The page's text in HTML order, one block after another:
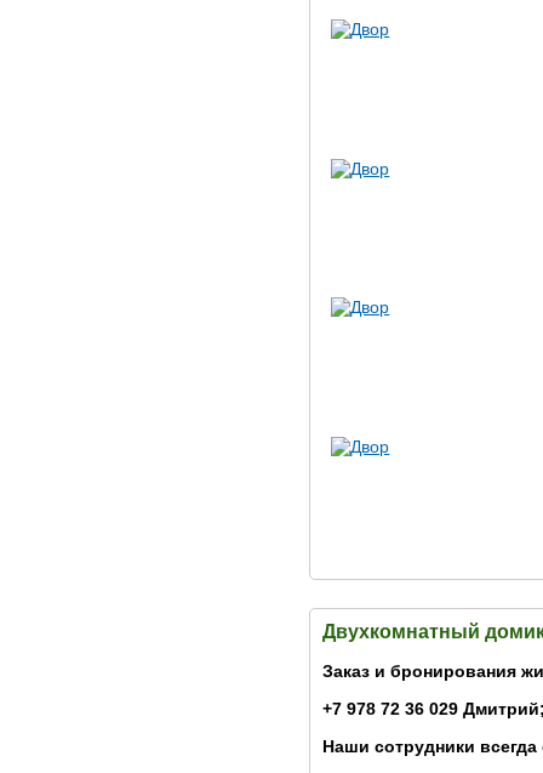
Двухкомнатный
Заказ и бронирования
+7 978 72 36 029
Наши сотрудники